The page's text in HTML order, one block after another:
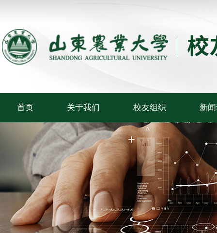
首页 关于我们 校友组织 新